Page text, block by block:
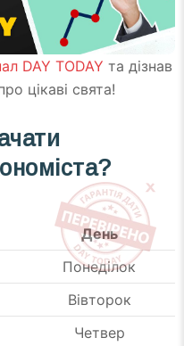
DAY TODAY та дізнав
цікаві свята!
?
День
Понеділок
Вівторок
Четвер